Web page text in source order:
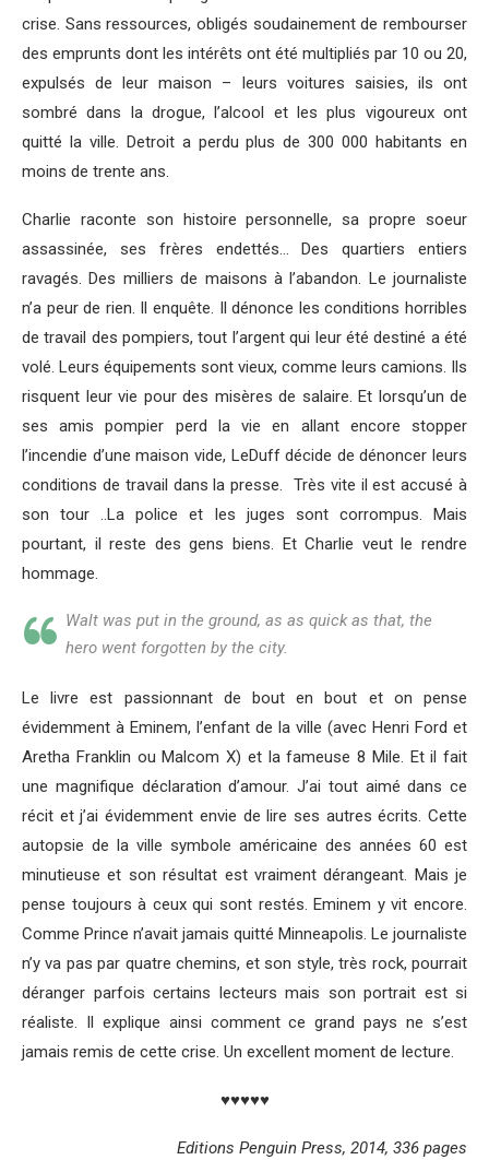
crise. Sans ressources, obligés soudainement de rembourser
des emprunts dont les intérêts ont été multipliés par 10 ou 20,
expulsés de leur maison – leurs voitures saisies, ils ont
sombré dans la drogue, l’alcool et les plus vigoureux ont
quitté la ville. Detroit a perdu plus de 300 000 habitants en
moins de trente ans.
Charlie raconte son histoire personnelle, sa propre soeur
assassinée, ses frères endettés… Des quartiers entiers
ravagés. Des milliers de maisons à l’abandon. Le journaliste
n’a peur de rien. Il enquête. Il dénonce les conditions horribles
de travail des pompiers, tout l’argent qui leur été destiné a été
volé. Leurs équipements sont vieux, comme leurs camions. Ils
risquent leur vie pour des misères de salaire. Et lorsqu’un de
ses amis pompier perd la vie en allant encore stopper
l’incendie d’une maison vide, LeDuff décide de dénoncer leurs
conditions de travail dans la presse. Très vite il est accusé à
son tour ..La police et les juges sont corrompus. Mais
pourtant, il reste des gens biens. Et Charlie veut le rendre
hommage.
Walt was put in the ground, as as quick as that, the
hero went forgotten by the city.
Le livre est passionnant de bout en bout et on pense
évidemment à Eminem, l’enfant de la ville (avec Henri Ford et
Aretha Franklin ou Malcom X) et la fameuse 8 Mile. Et il fait
une magnifique déclaration d’amour. J’ai tout aimé dans ce
récit et j’ai évidemment envie de lire ses autres écrits. Cette
autopsie de la ville symbole américaine des années 60 est
minutieuse et son résultat est vraiment dérangeant. Mais je
pense toujours à ceux qui sont restés. Eminem y vit encore.
Comme Prince n’avait jamais quitté Minneapolis. Le journaliste
n’y va pas par quatre chemins, et son style, très rock, pourrait
déranger parfois certains lecteurs mais son portrait est si
réaliste. Il explique ainsi comment ce grand pays ne s’est
jamais remis de cette crise. Un excellent moment de lecture.
♥♥♥♥♥
Editions Penguin Press, 2014, 336 pages